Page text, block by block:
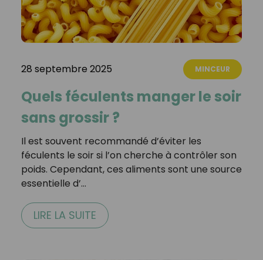
28 septembre 2025 MINCEUR
Quels féculents manger le soir
sans grossir ?
Il est souvent recommandé d’éviter les
féculents le soir si l’on cherche à contrôler son
poids. Cependant, ces aliments sont une source
essentielle d’…
LIRE LA SUITE